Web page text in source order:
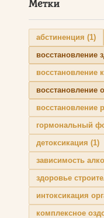
Метки
абстиненция (1)
восстановление
восстановление
восстановление
восстановление
гормональный
детоксикация (1)
зависимость
здоровье
интоксикация
комплексное